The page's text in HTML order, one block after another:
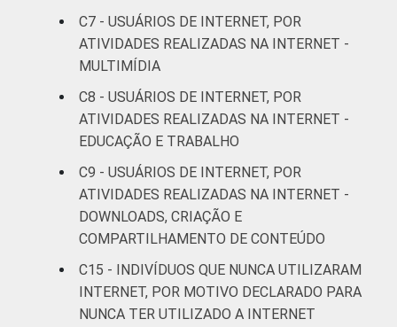
De 45 a 59 anos
RENDA
FAMILIAR
Até 1 SM
Mais de 1 SM até 2
SM
Mais de 2 SM até 3
Mais de 3 SM até 5
SM
66
C7 - USUÁRIOS DE INTERNET, POR
ATIVIDADES REALIZADAS NA INTERNET -
MULTIMÍDIA
C8 - USUÁRIOS DE INTERNET, POR
ATIVIDADES REALIZADAS NA INTERNET -
EDUCAÇÃO E TRABALHO
C9 - USUÁRIOS DE INTERNET, POR
ATIVIDADES REALIZADAS NA INTERNET -
DOWNLOADS, CRIAÇÃO E
COMPARTILHAMENTO DE CONTEÚDO
C15 - INDIVÍDUOS QUE NUNCA UTILIZARAM
INTERNET, POR MOTIVO DECLARADO PARA
NUNCA TER UTILIZADO A INTERNET